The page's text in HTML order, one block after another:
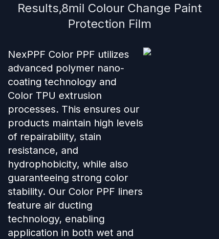
Results,8mil Colour Change Paint
Protection Film
NexPPF Color PPF utilizes
advanced polymer nano-
coating technology and
Color TPU extrusion
processes. This ensures our
products maintain high levels
of repairability, stain
resistance, and
hydrophobicity, while also
guaranteeing strong color
stability. Our Color PPF liners
feature air ducting
technology, enabling
application in both wet and